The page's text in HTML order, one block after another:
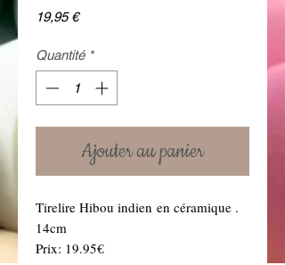
19,95 €Prix
Quantité *
Ajouter au panier
Tirelire Hibou indien en céramique .
14cm
Prix: 19.95€